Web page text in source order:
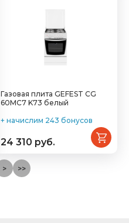
Газовая плита GEFEST CG
60MC7 K73 белый
+ начислим 243 бонусов
24 310 руб.
> >>